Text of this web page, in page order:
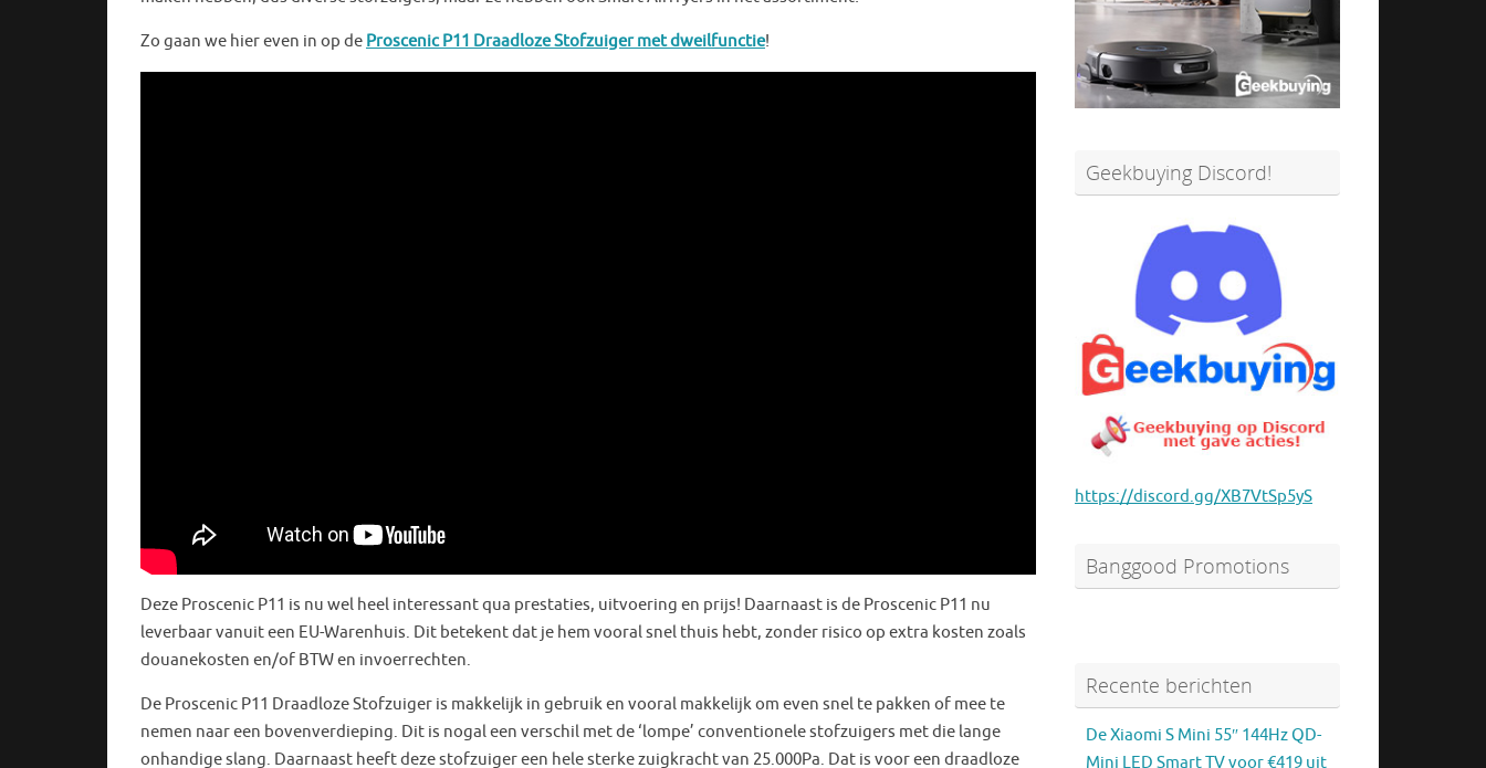
Zo gaan we hier even in op de Proscenic P11 Draadloze Stofzuiger met dweilfunctie!
Deze Proscenic P11 is nu wel heel interessant qua prestaties, uitvoering en prijs! Daarnaast is de Proscenic P11 nu
leverbaar vanuit een EU-Warenhuis. Dit betekent dat je hem vooral snel thuis hebt, zonder risico op extra kosten zoals
douanekosten en/of BTW en invoerrechten.
De Proscenic P11 Draadloze Stofzuiger is makkelijk in gebruik en vooral makkelijk om even snel te pakken of mee te
nemen naar een bovenverdieping. Dit is nogal een verschil met de ‘lompe’ conventionele stofzuigers met die lange
onhandige slang. Daarnaast heeft deze stofzuiger een hele sterke zuigkracht van 25.000Pa. Dat is voor een draadloze
Geekbuying Discord!
https://discord.gg/XB7VtSp5yS
Banggood Promotions
Recente berichten
De Xiaomi S Mini 55″ 144Hz QD-
Mini LED Smart TV voor €419 uit